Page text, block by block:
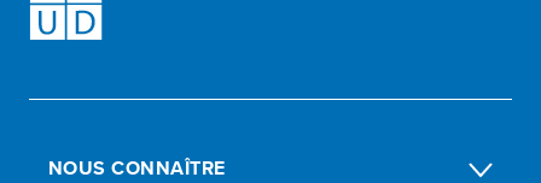
NOUS CONNAÎTRE